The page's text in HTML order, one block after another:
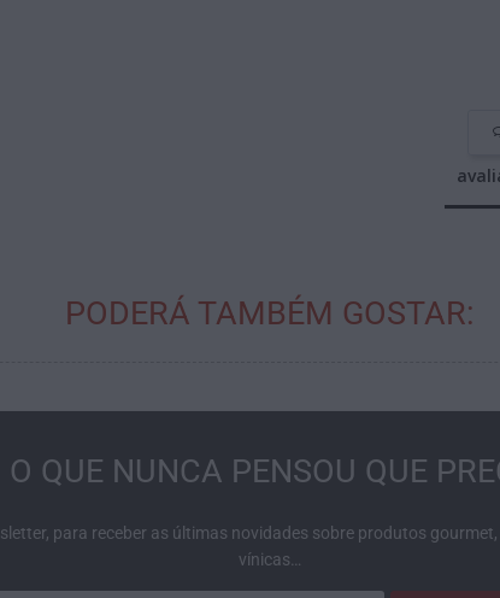
PODERÁ TAMBÉM GOSTAR:
O QUE NUNCA PENSOU QUE
para receber as últimas novidades sobre produtos
vínicas…